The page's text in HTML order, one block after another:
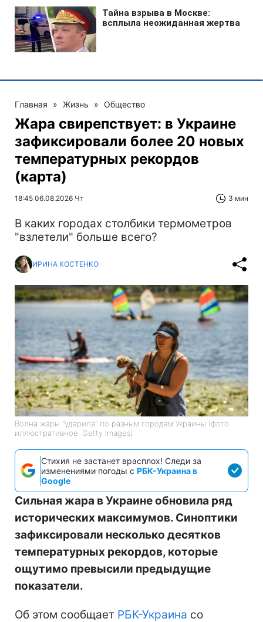
Главная » Жизнь » Общество
Жара свирепствует: в Украине
зафиксировали более 20 новых
температурных рекордов
(карта)
18:45 06.08.2026 Чт 3 мин
В каких городах столбики термометров
"взлетели" больше всего?
ИРИНА КОСТЕНКО
Волна жары "ударила" по разным городам Украины (фото
иллюстративное: Getty Images)
Стихия не застанет врасплох! Следи за
изменениями погоды с РБК-Украина в
Google
Сильная жара в Украине обновила ряд
исторических максимумов. Синоптики
зафиксировали несколько десятков
температурных рекордов, которые
ощутимо превысили предыдущие
показатели.
Об этом сообщает РБК-Украина со